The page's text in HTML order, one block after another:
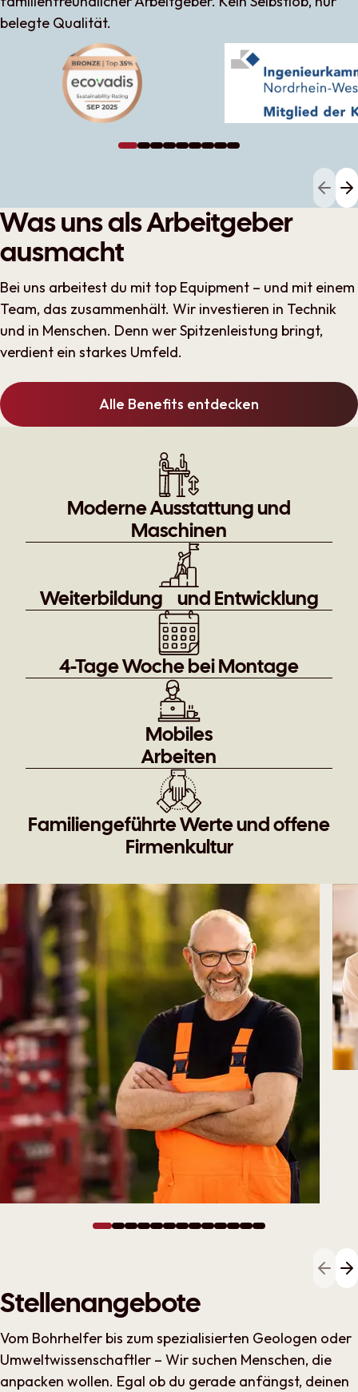
belegte Qualität.
Show slide 1
Show slide 2
Show slide 3
Show slide 4
Show slide 5
Show slide 6
Show slide 7
Show slide 8
Show slide 9
Was uns als Arbeitgeber
ausmacht
Bei uns arbeitest du mit top Equipment – und mit einem
Team, das zusammenhält. Wir investieren in Technik
und in Menschen. Denn wer Spitzenleistung bringt,
verdient ein starkes Umfeld.
Alle Benefits entdecken
Moderne Ausstattung und
Maschinen
Weiterbildung und ­Entwicklung
4-Tage Woche bei ­Montage
Mobiles
Arbeiten
Familiengeführte ­Werte und offene
Firmenkultur
Show slide 1
Show slide 2
Show slide 3
Show slide 4
Show slide 5
Show slide 6
Show slide 7
Show slide 8
Show slide 9
Show slide 10
Show slide 11
Show slide 12
Show slide 13
Stellenangebote
Vom Bohrhelfer bis zum spezialisierten Geologen oder
Umweltwissenschaftler – Wir suchen Menschen, die
anpacken wollen. Egal ob du gerade anfängst, deinen